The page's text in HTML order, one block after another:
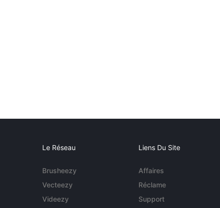
Le Réseau
Brusheezy
Vecteezy
Videezy
Liens Du Site
Affaires
Réclame
Support